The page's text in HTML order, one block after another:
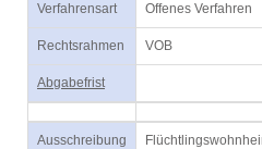
Verfahrensart Offenes Verfahren
Rechtsrahmen VOB
Abgabefrist
Ausschreibung